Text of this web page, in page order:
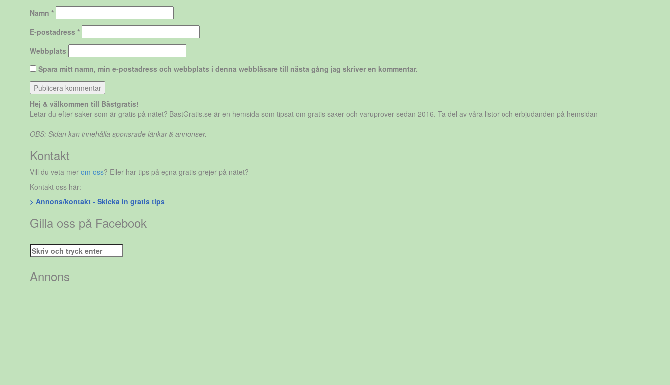
Namn *
E-postadress *
Webbplats
Spara mitt namn, min e-postadress och webbplats i denna webbläsare till nästa gång jag skriver en kommentar.
Hej & välkommen till Bästgratis!
Letar du efter saker som är gratis på nätet? BastGratis.se är en hemsida som tipsat om gratis saker och varuprover sedan 2016. Ta del av våra listor och erbjudanden på hemsidan
OBS: Sidan kan innehålla sponsrade länkar & annonser.
Kontakt
Vill du veta mer om oss? Eller har tips på egna gratis grejer på nätet?
Kontakt oss här:
> Annons/kontakt - Skicka in gratis tips
Gilla oss på Facebook
Sök
efter:
Annons